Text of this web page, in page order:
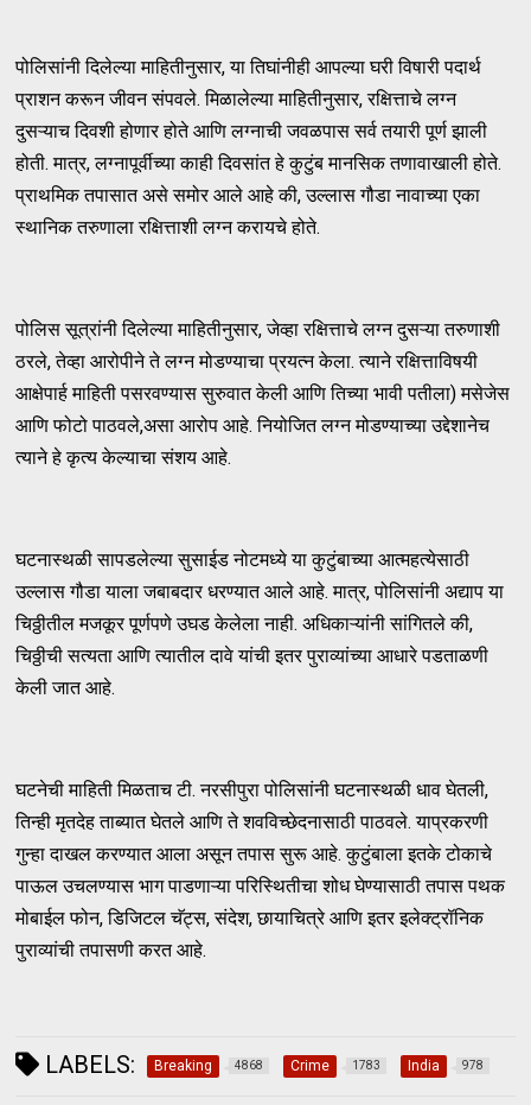
पोलिसांनी दिलेल्या माहितीनुसार, या तिघांनीही आपल्या घरी विषारी पदार्थ
प्राशन करून जीवन संपवले. मिळालेल्या माहितीनुसार, रक्षित्ताचे लग्न
दुसऱ्याच दिवशी होणार होते आणि लग्नाची जवळपास सर्व तयारी पूर्ण झाली
होती. मात्र, लग्नापूर्वीच्या काही दिवसांत हे कुटुंब मानसिक तणावाखाली होते.
प्राथमिक तपासात असे समोर आले आहे की, उल्लास गौडा नावाच्या एका
स्थानिक तरुणाला रक्षित्ताशी लग्न करायचे होते.
पोलिस सूत्रांनी दिलेल्या माहितीनुसार, जेव्हा रक्षित्ताचे लग्न दुसऱ्या तरुणाशी
ठरले, तेव्हा आरोपीने ते लग्न मोडण्याचा प्रयत्न केला. त्याने रक्षित्ताविषयी
आक्षेपार्ह माहिती पसरवण्यास सुरुवात केली आणि तिच्या भावी पतीला) मसेजेस
आणि फोटो पाठवले,असा आरोप आहे. नियोजित लग्न मोडण्याच्या उद्देशानेच
त्याने हे कृत्य केल्याचा संशय आहे.
घटनास्थळी सापडलेल्या सुसाईड नोटमध्ये या कुटुंबाच्या आत्महत्येसाठी
उल्लास गौडा याला जबाबदार धरण्यात आले आहे. मात्र, पोलिसांनी अद्याप या
चिठ्ठीतील मजकूर पूर्णपणे उघड केलेला नाही. अधिकाऱ्यांनी सांगितले की,
चिठ्ठीची सत्यता आणि त्यातील दावे यांची इतर पुराव्यांच्या आधारे पडताळणी
केली जात आहे.
घटनेची माहिती मिळताच टी. नरसीपुरा पोलिसांनी घटनास्थळी धाव घेतली,
तिन्ही मृतदेह ताब्यात घेतले आणि ते शवविच्छेदनासाठी पाठवले. याप्रकरणी
गुन्हा दाखल करण्यात आला असून तपास सुरू आहे. कुटुंबाला इतके टोकाचे
पाऊल उचलण्यास भाग पाडणाऱ्या परिस्थितीचा शोध घेण्यासाठी तपास पथक
मोबाईल फोन, डिजिटल चॅट्स, संदेश, छायाचित्रे आणि इतर इलेक्ट्रॉनिक
पुराव्यांची तपासणी करत आहे.
LABELS: Breaking 4868 Crime 1783 India 978